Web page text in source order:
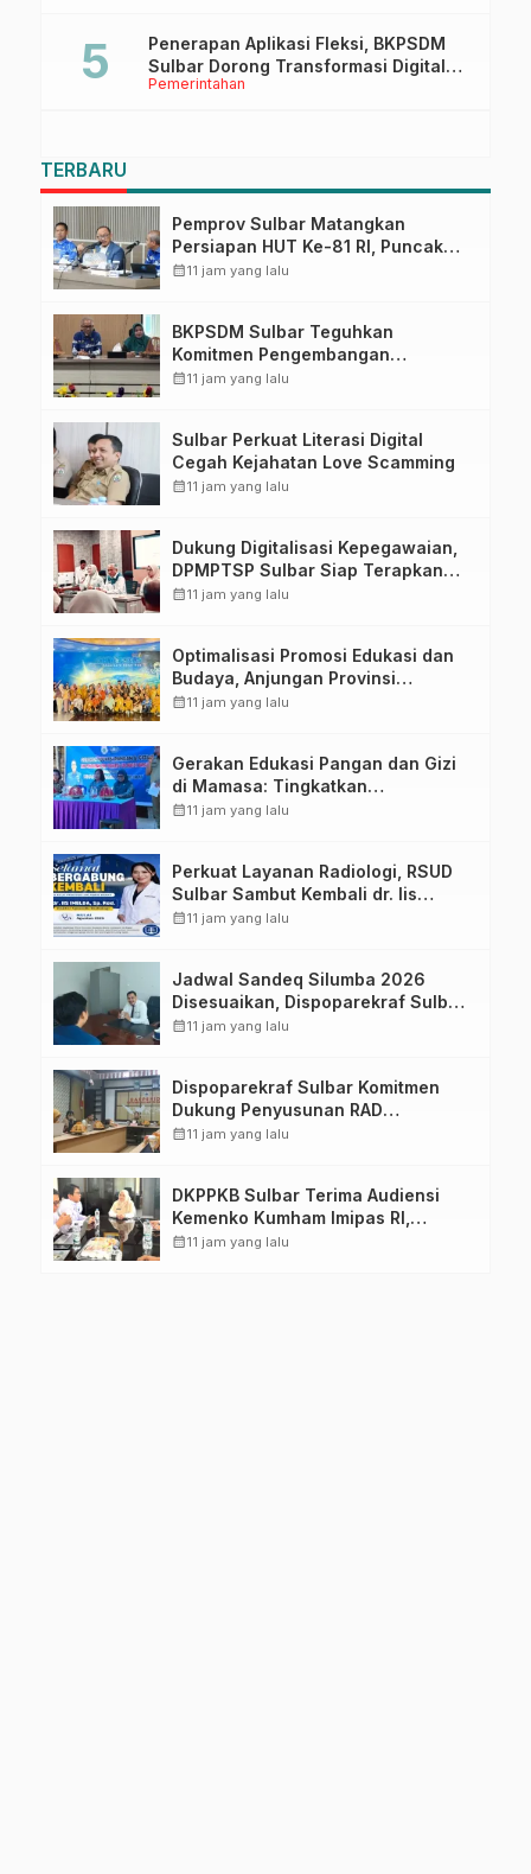
Pemerintahan
Penerapan Aplikasi Fleksi, BKPSDM
Sulbar Dorong Transformasi Digital
Sistem Kehadiran ASN
TERBARU
Pemprov Sulbar Matangkan
Persiapan HUT Ke-81 RI, Puncak
Upacara di Lapangan Ahmad
calendar_month11 jam yang lalu
BKPSDM Sulbar Teguhkan
Komitmen Pengembangan
Kompetensi ASN melalui
calendar_month11 jam yang lalu
Sulbar Perkuat Literasi Digital
Cegah Kejahatan Love Scamming
calendar_month11 jam yang lalu
Dukung Digitalisasi Kepegawaian,
DPMPTSP Sulbar Siap Terapkan
Aplikasi FLEKSI ASN
calendar_month11 jam yang lalu
Optimalisasi Promosi Edukasi dan
Budaya, Anjungan Provinsi
Sulawesi Barat Perkuat Kolaborasi
calendar_month11 jam yang lalu
Gerakan Edukasi Pangan dan Gizi
di Mamasa: Tingkatkan
Pengetahuan dan Keterampilan
calendar_month11 jam yang lalu
Perkuat Layanan Radiologi, RSUD
Sulbar Sambut Kembali dr. Iis
Imelda, Sp.Rad
calendar_month11 jam yang lalu
Jadwal Sandeq Silumba 2026
Disesuaikan, Dispoparekraf Sulbar
Pastikan Persiapan Tetap
calendar_month11 jam yang lalu
Dispoparekraf Sulbar Komitmen
Dukung Penyusunan RAD
TPB/SDGs Sulawesi Barat
calendar_month11 jam yang lalu
DKPPKB Sulbar Terima Audiensi
Kemenko Kumham Imipas RI,
Perkuat Pelayanan Kesehatan bagi
calendar_month11 jam yang lalu